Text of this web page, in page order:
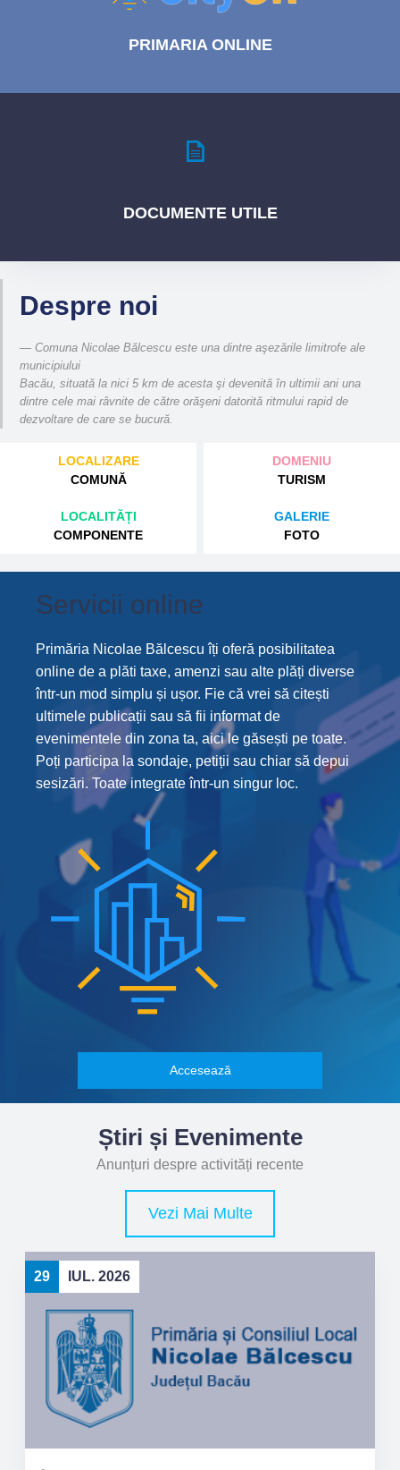
PRIMARIAONLINE
DOCUMENTEUTILE
Despre noi
Comuna Nicolae Bălcescu este una dintre aşezările limitrofe ale
municipiului
Bacău, situată la nici 5 km de acesta şi devenită în ultimii ani una
dintre cele mai râvnite de către orăşeni datorită ritmului rapid de
dezvoltare de care se bucură.
LOCALIZARE
COMUNĂ
DOMENIU
TURISM
LOCALITĂȚI
COMPONENTE
GALERIE
FOTO
Servicii online
Primăria Nicolae Bălcescu îți oferă posibilitatea
online de a plăti taxe, amenzi sau alte plăți diverse
într-un mod simplu și ușor. Fie că vrei să citești
ultimele publicații sau să fii informat de
evenimentele din zona ta, aici le găsești pe toate.
Poți participa la sondaje, petiții sau chiar să depui
sesizări. Toate integrate într-un singur loc.
Accesează
Știri și Evenimente
Anunțuri despre activități recente
Vezi Mai Multe
29 IUL. 2026